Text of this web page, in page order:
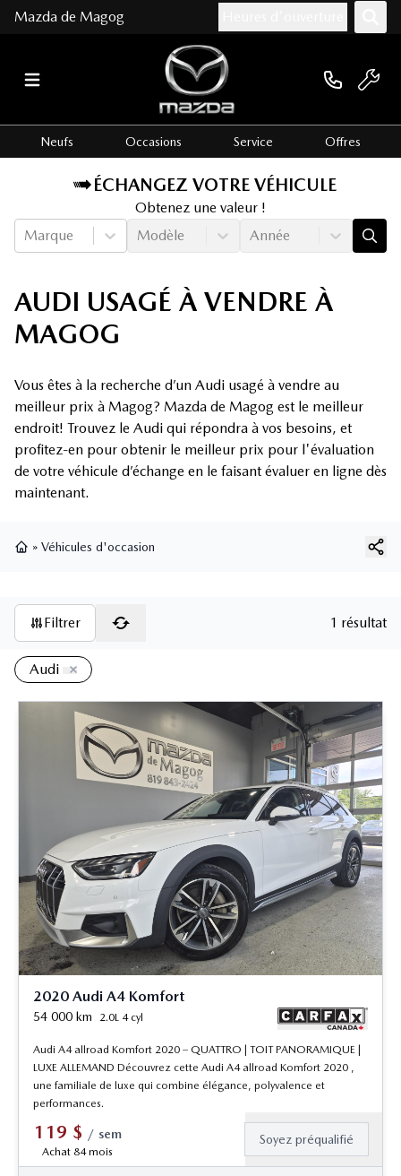
Mazda de Magog
Neufs Occasions Service Offres
ÉCHANGEZ VOTRE VÉHICULE
Obtenez une valeur !
Marque
Modèle Année
AUDI USAGÉ À VENDRE À
MAGOG
Vous êtes à la recherche d’un Audi usagé à vendre au
meilleur prix à Magog? Mazda de Magog est le meilleur
endroit! Trouvez le Audi qui répondra à vos besoins, et
profitez-en pour obtenir le meilleur prix pour l'évaluation
de votre véhicule d’échange en le faisant évaluer en ligne dès
maintenant.
» Véhicules d'occasion
Filtrer 1 résultat
Audi
2020 Audi A4 Komfort
54 000 km 2.0L 4 cyl
Audi A4 allroad Komfort 2020 – QUATTRO | TOIT PANORAMIQUE |
LUXE ALLEMAND Découvrez cette Audi A4 allroad Komfort 2020 ,
une familiale de luxe qui combine élégance, polyvalence et
performances.
119 $ / sem
Achat 84 mois
Soyez préqualifié